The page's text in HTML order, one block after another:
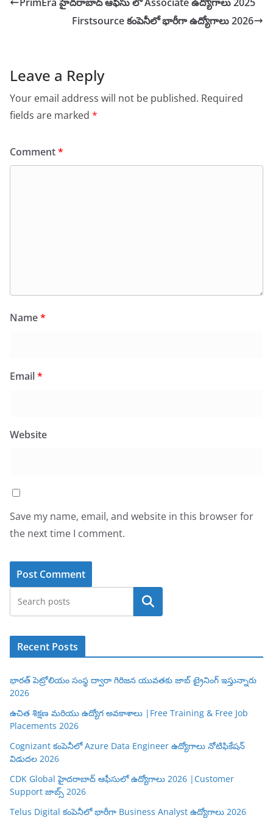
Firstsource కంపెనీలో భారీగా ఉద్యోగాలు 2026
Leave a Reply
Your email address will not be published. Required
fields are marked *
Comment*
Name*
Email*
Website
Save my name, email, and website in this browser for
the next time I comment.
Search
Recent Posts
భారత్ పెట్రోలియం సంస్థ ద్వారా గిరిజన యువతకు జాబ్ ట్రైనింగ్ ఇస్తున్నారు
2026
ఉచిత శిక్షణ మరియు ఉద్యోగ అవకాశాలు |Free Training & Free Job
Placements 2026
Cognizant కంపెనీలో Azure Data Engineer ఉద్యోగాలు నోటిఫికేషన్
విడుదల 2026
CDK Global హైదరాబాద్ ఆఫీసులో ఉద్యోగాలు 2026 |Customer
Support జాబ్స్ 2026
Telus Digital కంపెనీలో భారీగా Business Analyst ఉద్యోగాలు 2026